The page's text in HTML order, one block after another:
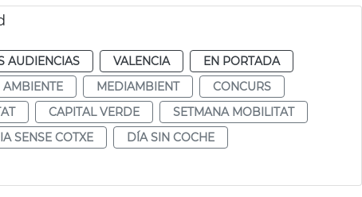
AUDIENCIAS VALENCIA
EN PORTADA
MEDIAMBIENT
CONCURS
CAPITAL VERDE
SETMANA MOBILITAT
SENSE COTXE
DÍA SIN COCHE